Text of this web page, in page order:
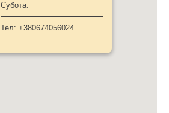
Субота:
Тел: +380674056024